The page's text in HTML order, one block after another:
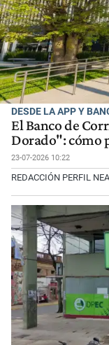
DESDE LA APP Y
El Banco de
Dorado": cómo
23-07-2026 10:22
REDACCIÓN PERFIL NEA